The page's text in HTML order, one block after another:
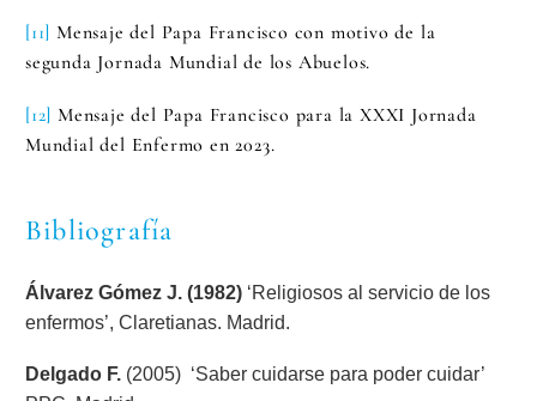
[11] Mensaje del Papa Francisco con motivo de la
segunda Jornada Mundial de los Abuelos.
[12] Mensaje del Papa Francisco para la XXXI Jornada
Mundial del Enfermo en 2023.
Bibliografía
Álvarez Gómez J. (1982) ‘Religiosos al servicio de los
enfermos’, Claretianas. Madrid.
Delgado F. (2005) ‘Saber cuidarse para poder cuidar’